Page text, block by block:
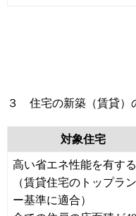
３ 住宅の新築（賃貸）
対象住宅
高い省エネ性能を有する
（賃貸住宅のトップラ
ー基準に適合）